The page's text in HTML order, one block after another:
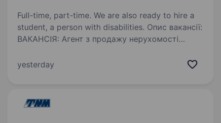
Full-time, part-time. We are also ready to hire a
student, a person with disabilities. Опис вакансії:
ВАКАНСІЯ: Агент з продажу нерухомості
«Метраж» — це сучасна, стабільна компанія,
yesterday